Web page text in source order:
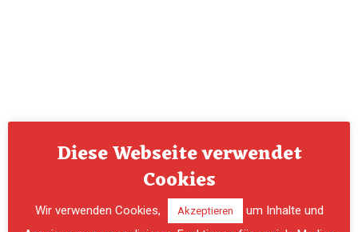
Diese Webseite verwendet
Cookies
Wir verwenden Cookies, Akzeptieren
um Inhalte und